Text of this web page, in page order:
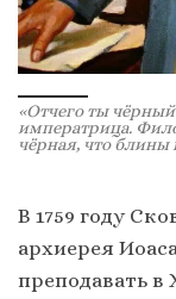
«Отчего ты
императрица.
чёрная, что
В 1759 году
архиерея
преподавать в